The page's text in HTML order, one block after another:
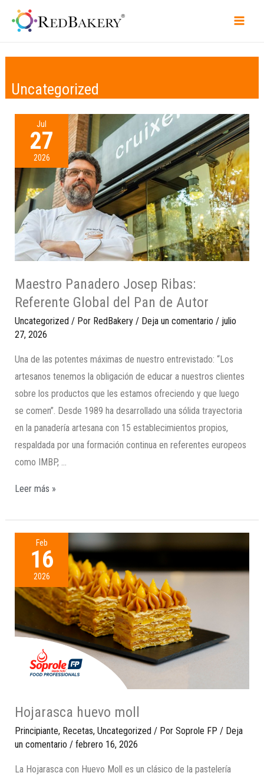
Uncategorized
Jul
27
2026
Maestro Panadero Josep Ribas:
Referente Global del Pan de Autor
Uncategorized / Por RedBakery / Deja un comentario / julio
27, 2026
Una de las potentes máximas de nuestro entrevistado: “Los
artesanos tenemos la obligación de educar a nuestros clientes
sobre los productos que les estamos ofreciendo y que luego
se comen”. Desde 1989 ha desarrollado una sólida trayectoria
en la panadería artesana con 15 establecimientos propios,
respaldada por una formación continua en referentes europeos
como IMBP, …
Leer más »
Feb
16
2026
Hojarasca huevo moll
Principiante, Recetas, Uncategorized / Por Soprole FP / Deja
un comentario / febrero 16, 2026
La Hojarasca con Huevo Moll es un clásico de la pastelería